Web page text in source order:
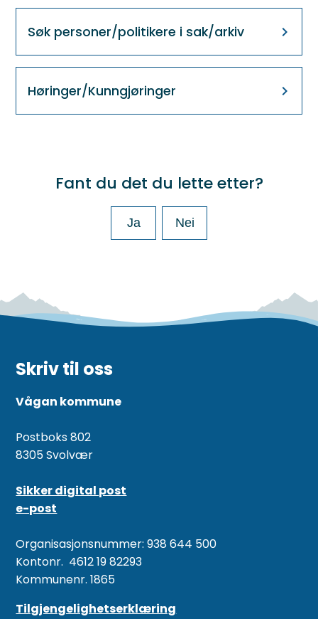
Søk personer/politikere i sak/arkiv
Høringer/Kunngjøringer
Fant du det du lette etter?
Ja Nei
Skriv til oss
Vågan kommune
Postboks 802
8305 Svolvær
Sikker digital post
e-post
Organisasjonsnummer: 938 644 500
Kontonr. 4612 19 82293
Kommunenr. 1865
Tilgjengelighetserklæring